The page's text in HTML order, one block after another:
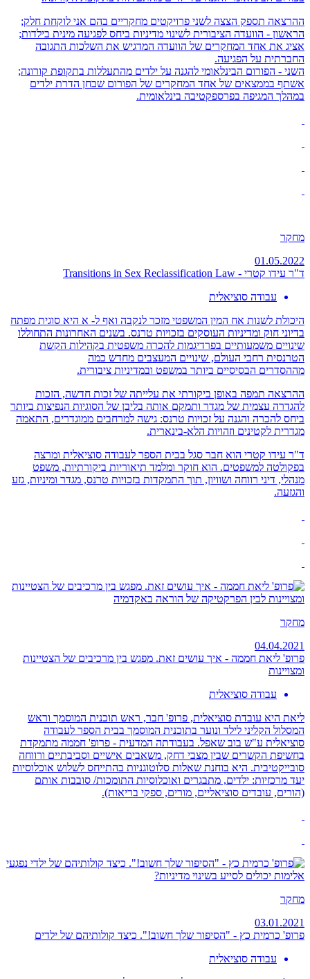
ההרצאה תספק הצצה לשני פרויקטים מחקריים בהם אני לוקחת חלק;
הראשון - הוועדה הציבורית לשינוי מדיניות ביחס לפגיעה מינית בילדות;
אציג את אחד המחקרים של הוועדה המדגיש את השלכות התגובה
החברתית על הפגיעה.
השני - הפורום הבינלאומי להגנה על ילדים מהתעללות בתקופת קורונה;
אשתף בממצאים של אחד המחקרים של הפורום שבחן הדרת ילדים
במהלך המגיפה בפרספקטיבה בינלאומית.
מחקר
01.05.2022
ד"ר עידו קטרי - Transitions in Sex Reclassification Law
עבודה סוציאלית
היכולת לשנות אח המין המשפטי מזכר לנקבה ואף ל- א היא סוגית מפתח
בדיוני חוק ומדיניות העוסקים בזכויות טרנס. בשנים האחרונות התחוללו
שינויים משמעותיים בפרדיגמות להכרה משפטית בקהילות הקשת
הטרנסית רחבי העולם, שינויים המעצבים מחדש כמה
מההסדרים הבסיסיים ביותר במשפט ובמדיניות ציבורית.
ההרצאה תמפה באופן ביקורתי את עלייתה של זכות חדשה, הזכות
להגדרה עצמית של מגדר ותמקם אותה בליבן של הסוגיות הנפיצות ביותר
ביחס להכרה והגנה על זכויות טרנס: גישה למרחבים ממוגדרים, התאמה
מגדרית לקטינים וזהויות הלא-בינארית.
ד"ר עידו קטרי הוא חבר סגל בבית הספר לעבודה סוציאלית ומרצה
בפקולטה למשפטים. הוא חוקר ומלמד תיאוריות ביקורתיות, משפט
מנהלי, דיני רווחה ושוויון, תוך התמקדות בזכויות טרנס, מגדר ומיניות, גזע
והגזעה.
מחקר
04.04.2021
פרופ' ליאת חממה - איך עושים זאת. מפגש בין מרכיבים של הצטיינות
ומצויינות
עבודה סוציאלית
ליאת היא עובדת סוציאלית, פרופ' חבר, ראש תוכנית המוסמך וראש
המסלול הקליני לילד ונוער בתוכנית המוסמך בבית הספר לעבודה
סוציאלית ע"ש בוב שאפל. בעבודתה המדעית - פרופ' חממה מתמקדת
בחשיפת הקשרים שבין מצבי דחק, משאבים אישיים וסביבתיים ורווחה
סובייקטיבית. היא בוחנת שאלות סלוטוגניות בהתייחס לשלוש אוכלוסיות
יעד מרכזיות: ילדים, מתבגרים ואוכלוסיות התומכות/ סובבות אותם
(הורים, עובדים סוציאליים, מורים, ספקי בריאות).
מחקר
03.01.2021
פרופ' כרמית כץ - "הסיפור שלך חשוב!". כיצד קולותיהם של ילדים
עבודה סוציאלית